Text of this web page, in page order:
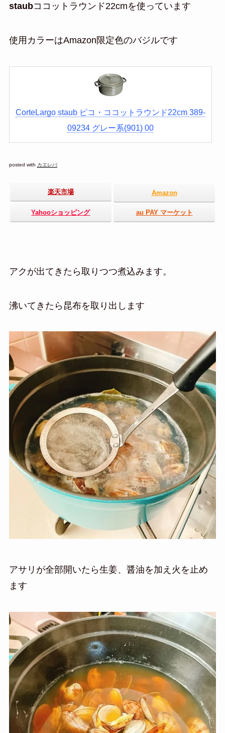
staubココットラウンド22cmを使っています
使用カラーはAmazon限定色のバジルです
CorteLargo staub ピコ・ココットラウンド22cm 389-
09234 グレー系(901) 00
posted with カエレバ
楽天市場 Amazon
Yahooショッピング au PAY マーケット
アクが出てきたら取りつつ煮込みます。
沸いてきたら昆布を取り出します
アサリが全部開いたら生姜、醤油を加え火を止め
ます